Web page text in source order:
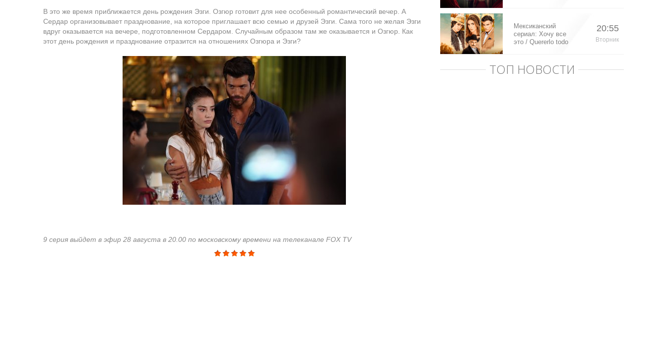
В это же время приближается день рождения Эзги. Озгюр готовит для нее особенный романтический вечер. А
Сердар организовывает празднование, на которое приглашает всю семью и друзей Эзги. Сама того не желая Эзги
вдруг оказывается на вечере, подготовленном Сердаром. Случайным образом там же оказывается и Озгюр. Как
этот день рождения и празднование отразится на отношениях Озгюра и Эзги?
9 серия выйдет в эфир 28 августа в 20.00 по московскому времени на телеканале FOX TV
Мексиканский
сериал: Хочу все
это / Quererlo todo
20:55
Вторник
ТОП НОВОСТИ